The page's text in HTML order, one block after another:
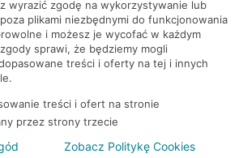
2 Bankomat (Planet Cash)
36 Bankomat (Planet Cash)
Lutego 11 Bankomat (Euronet)
wyrazić zgodę na wykorzystywanie lub
plikami niezbędnymi do funkcjonowania
i możesz je wycofać w każdym
sprawi, że będziemy mogli
treści i oferty na tej i innych
treści i ofert na stronie
przez strony trzecie
Zobacz Politykę Cookies